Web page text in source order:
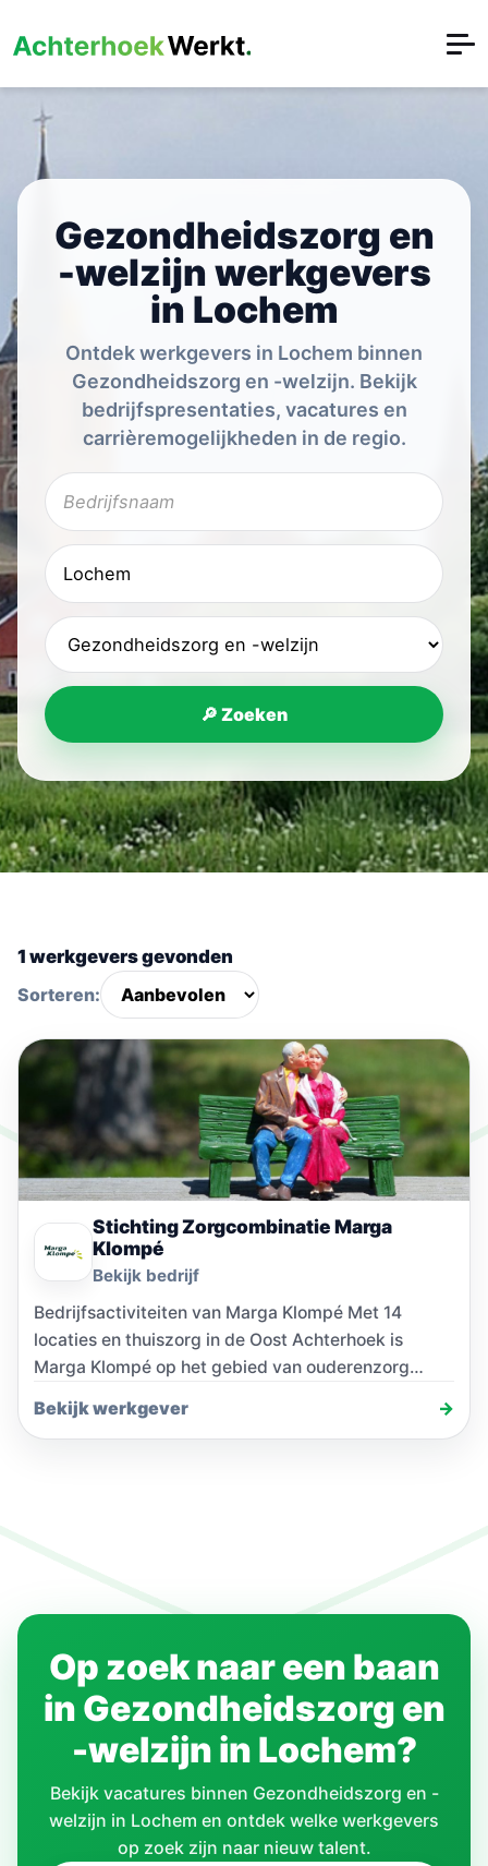
Gezondheidszorg en
-welzijn werkgevers
in Lochem
Ontdek werkgevers in Lochem binnen
Gezondheidszorg en -welzijn. Bekijk
bedrijfspresentaties, vacatures en
carrièremogelijkheden in de regio.
🔎 Zoeken
1 werkgevers gevonden
Sorteren:
Stichting Zorgcombinatie Marga
Klompé
Bekijk bedrijf
Bedrijfsactiviteiten van Marga Klompé Met 14
locaties en thuiszorg in de Oost Achterhoek is
Marga Klompé op het gebied van ouderenzorg
Bekijk werkgever →
Op zoek naar een baan
in Gezondheidszorg en
-welzijn in Lochem?
Bekijk vacatures binnen Gezondheidszorg en -
welzijn in Lochem en ontdek welke werkgevers
op zoek zijn naar nieuw talent.